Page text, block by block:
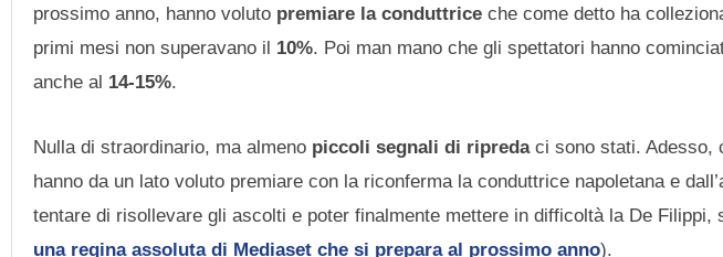
prossimo anno, hanno voluto premiare la conduttrice che come detto ha
primi mesi non superavano il 10%. Poi man mano che gli spettatori hanno
anche al 14-15%.
Nulla di straordinario, ma almeno piccoli segnali di ripredaci sono stati. Adesso,
hanno da un lato voluto premiare con la riconferma la conduttrice napoletana e
tentare di risollevare gli ascolti e poter finalmente mettere in difficoltà la De Filippi,
una regina assoluta di Mediaset che si prepara al prossimo anno).